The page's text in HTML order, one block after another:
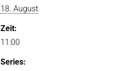
18. August
Zeit:
11:00
Series: